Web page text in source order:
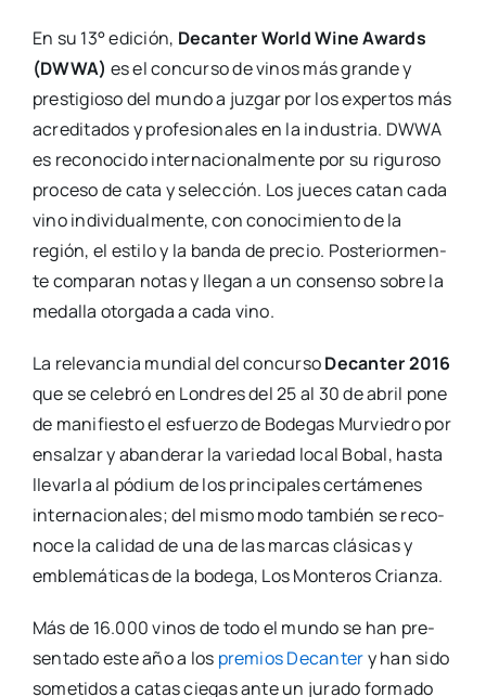
En su 13° edi­ción, Decan­ter World Wine Awards
(DWWA) es el con­cur­so de vinos más gran­de y
pres­ti­gio­so del mun­do a juz­gar por los exper­tos más
acre­di­ta­dos y pro­fe­sio­na­les en la indus­tria. DWWA
es reco­no­ci­do inter­na­cio­nal­men­te por su rigu­ro­so
pro­ce­so de cata y selec­ción. Los jue­ces catan cada
vino indi­vi­dual­men­te, con cono­ci­mien­to de la
región, el esti­lo y la ban­da de pre­cio. Pos­te­rior­men­
te com­pa­ran notas y lle­gan a un con­sen­so sobre la
meda­lla otor­ga­da a cada vino.
La rele­van­cia mun­dial del con­cur­soDecan­ter 2016
que se cele­bró en Lon­dres del 25 al 30 de abril pone
de mani­fies­to el esfuer­zo de Bode­gas Mur­vie­dro por
ensal­zar y aban­de­rar la varie­dad local Bobal, has­ta
lle­var­la al pódium de los prin­ci­pa­les cer­tá­me­nes
inter­na­cio­na­les; del mis­mo modo tam­bién se reco­
no­ce la cali­dad de una de las mar­cas clá­si­cas y
emble­má­ti­cas de la bode­ga, Los Mon­te­ros Crian­za.
Más de 16.000 vinos de todo el mun­do se han pre­
sen­ta­do este año a los pre­mios Decan­tery han sido
some­ti­dos a catas cie­gas ante un jura­do for­ma­do